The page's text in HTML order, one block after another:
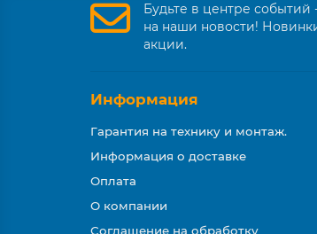
Будьте в центре
на наши новости!
акции.
Информация
Гарантия на технику и монтаж.
Информация о доставке
Оплата
О компании
Соглашение на обработку